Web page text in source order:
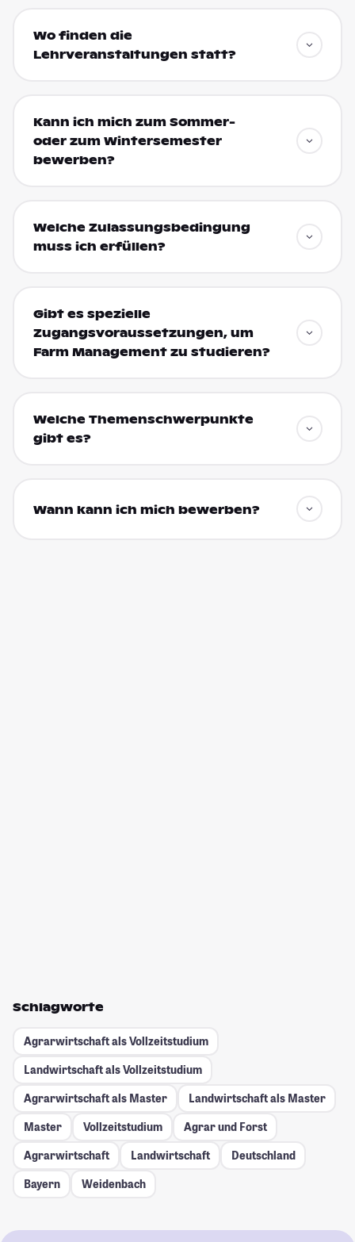
Wo finden die
Lehrveranstaltungen statt?
Kann ich mich zum Sommer-
oder zum Wintersemester
bewerben?
Welche Zulassungsbedingung
muss ich erfüllen?
Gibt es spezielle
Zugangsvoraussetzungen, um
Farm Management zu studieren?
Welche Themenschwerpunkte
gibt es?
Wann kann ich mich bewerben?
Schlagworte
Agrarwirtschaft als Vollzeitstudium
Landwirtschaft als Vollzeitstudium
Agrarwirtschaft als Master
Landwirtschaft als Master
Master
Vollzeitstudium
Agrar und Forst
Agrarwirtschaft
Landwirtschaft
Deutschland
Bayern
Weidenbach